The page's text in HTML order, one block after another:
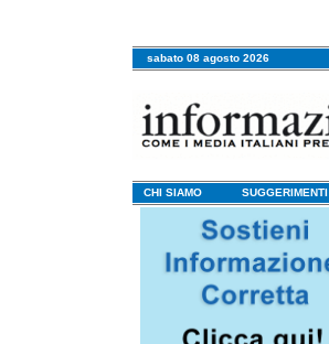
sabato 08 agosto 2026
CHI SIAMO SUGGERIMENTI